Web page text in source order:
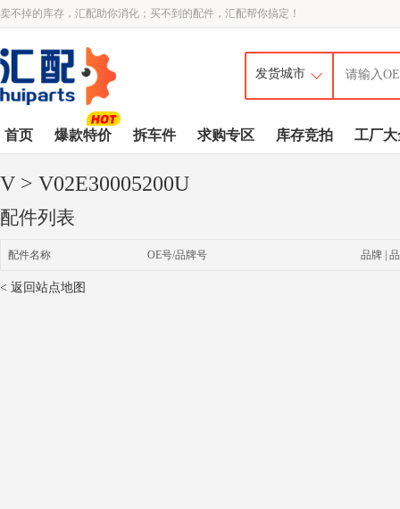
卖不掉的库存，汇配助你消化；买不到的配件，汇配帮你搞定！
首页 爆款特价 拆车件 求购专区 库存竞拍 工厂大
V > V02E30005200U
配件列表
配件名称 OE号/品牌号 品牌 |
< 返回站点地图